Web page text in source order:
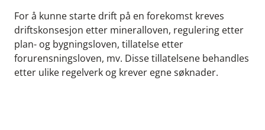
For å kunne starte drift på en forekomst kreves
driftskonsesjon etter mineralloven, regulering etter
plan- og bygningsloven, tillatelse etter
forurensningsloven, mv. Disse tillatelsene behandles
etter ulike regelverk og krever egne søknader.